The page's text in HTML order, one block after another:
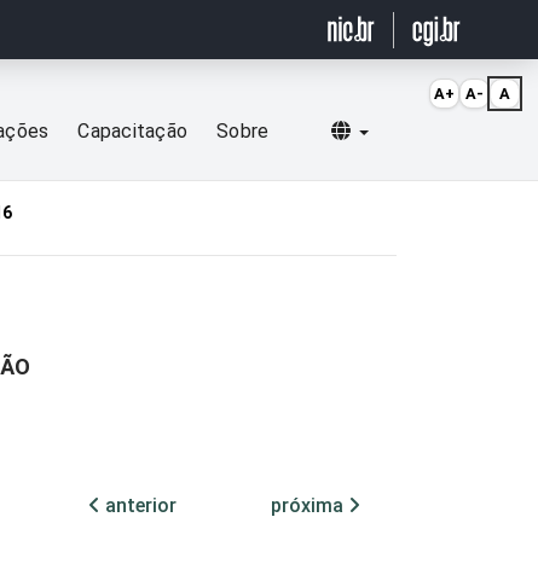
Capacitação Sobre Selecionar idioma
anterior
próxima
A+ A- A